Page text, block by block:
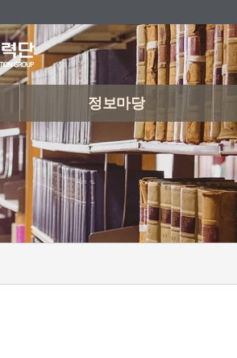
정보마당